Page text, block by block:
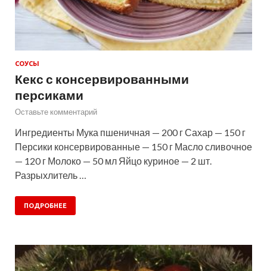
СОУСЫ
Кекс с консервированными
персиками
Оставьте комментарий
Ингредиенты Мука пшеничная — 200 г Сахар — 150 г
Персики консервированные — 150 г Масло сливочное
— 120 г Молоко — 50 мл Яйцо куриное — 2 шт.
Разрыхлитель …
ПОДРОБНЕЕ